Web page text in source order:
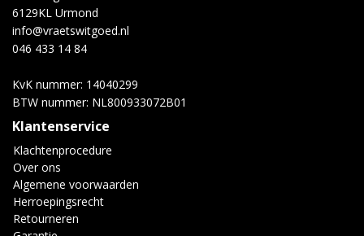
6129KL Urmond
info@vraetswitgoed.nl
046 433 14 84
KvK nummer: 14040299
BTW nummer: NL800933072B01
Klantenservice
Klachtenprocedure
Over ons
Algemene voorwaarden
Herroepingsrecht
Retourneren